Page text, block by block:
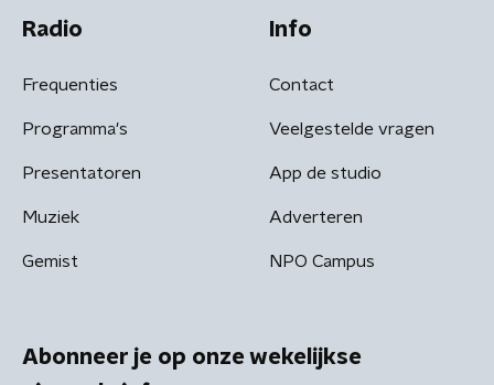
Radio
Frequenties
Programma's
Presentatoren
Muziek
Gemist
Info
Contact
Veelgestelde vragen
App de studio
Adverteren
NPO Campus
Abonneer je op onze wekelijkse